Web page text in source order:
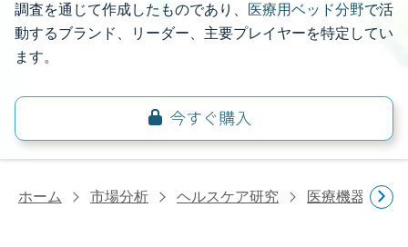
調査を通じて作成したものであり、 医療用ベッド分野で活
動するブランド、リーダー、主要プレイヤーを特定してい
ます。
ホーム 市場分析 ヘルスケア研究 医療機器研究